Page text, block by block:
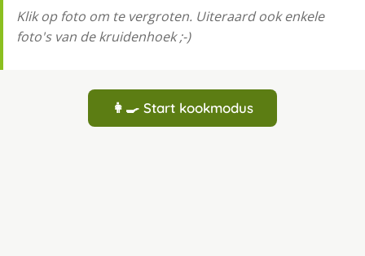
Klik op foto om te vergroten. Uiteraard ook enkele
foto's van de kruidenhoek ;-)
👩‍🍳 Start kookmodus